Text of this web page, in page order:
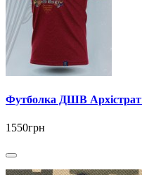
Футболка ДШВ
1550грн